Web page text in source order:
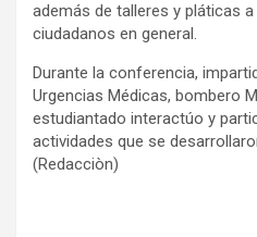
además de talleres y pláticas
ciudadanos en general.
Durante la conferencia,
Urgencias Médicas, bombero
estudiantado interactúo y
actividades que se
(Redacciòn)